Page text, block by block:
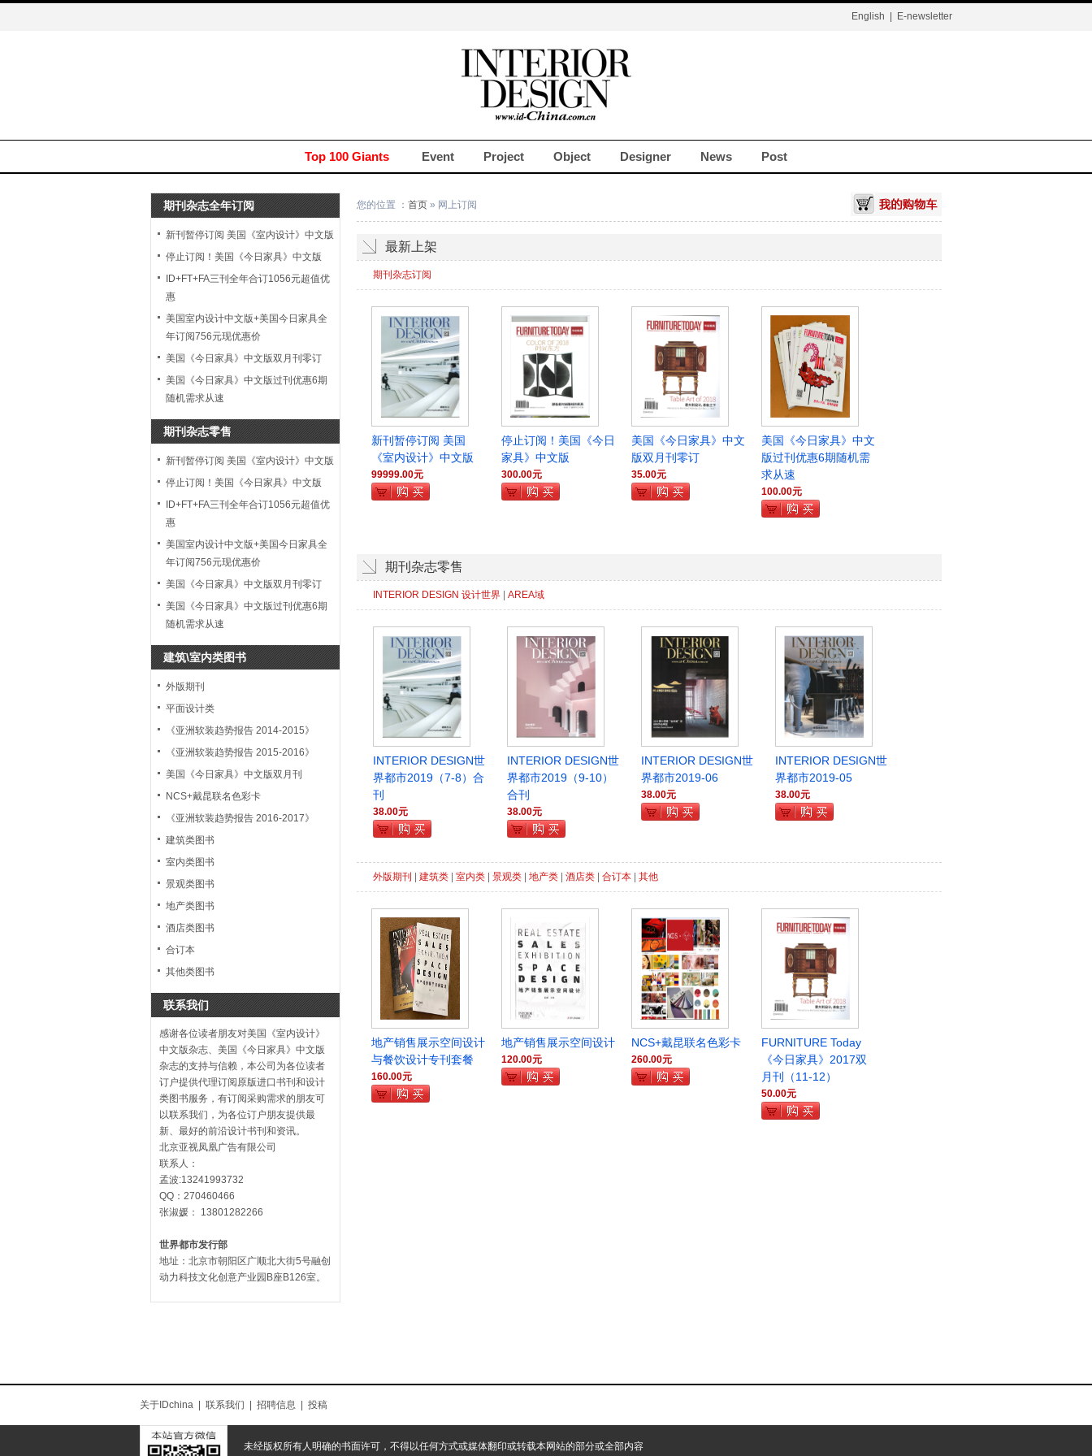
English E-newsletter
Top 100 Giants Event Project Object Designer News Post
期刊杂志全年订阅
新刊暂停订阅 美国《室内设计》中文版
停止订阅！美国《今日家具》中文版
ID+FT+FA三刊全年合订1056元超值优
惠
美国室内设计中文版+美国今日家具全
年订阅756元现优惠价
美国《今日家具》中文版双月刊零订
美国《今日家具》中文版过刊优惠6期
随机需求从速
期刊杂志零售
新刊暂停订阅 美国《室内设计》中文版
停止订阅！美国《今日家具》中文版
ID+FT+FA三刊全年合订1056元超值优
惠
美国室内设计中文版+美国今日家具全
年订阅756元现优惠价
美国《今日家具》中文版双月刊零订
美国《今日家具》中文版过刊优惠6期
随机需求从速
建筑\室内类图书
外版期刊
平面设计类
《亚洲软装趋势报告 2014-2015》
《亚洲软装趋势报告 2015-2016》
美国《今日家具》中文版双月刊
NCS+戴昆联名色彩卡
《亚洲软装趋势报告 2016-2017》
建筑类图书
室内类图书
景观类图书
地产类图书
酒店类图书
合订本
其他类图书
联系我们
感谢各位读者朋友对美国《室内设计》
中文版杂志、美国《今日家具》中文版
杂志的支持与信赖，本公司为各位读者
订户提供代理订阅原版进口书刊和设计
类图书服务，有订阅采购需求的朋友可
以联系我们，为各位订户朋友提供最
新、最好的前沿设计书刊和资讯。
北京亚视凤凰广告有限公司
联系人：
孟波:13241993732
QQ：270460466
张淑媛： 13801282266
世界都市发行部
地址：北京市朝阳区广顺北大街5号融创
动力科技文化创意产业园B座B126室。
您的位置 ： 首页» 网上订阅
最新上架
期刊杂志订阅
新刊暂停订阅 美国
《室内设计》中文版
99999.00元
停止订阅！美国《今日
家具》中文版
300.00元
美国《今日家具》中文
版双月刊零订
35.00元
美国《今日家具》中文
版过刊优惠6期随机需
求从速
100.00元
期刊杂志零售
INTERIOR DESIGN 设计世界| AREA域
INTERIOR DESIGN世
界都市2019（7-8）合
刊
38.00元
INTERIOR DESIGN世
界都市2019（9-10）
合刊
38.00元
INTERIOR DESIGN世
界都市2019-06
38.00元
INTERIOR DESIGN世
界都市2019-05
38.00元
外版期刊 建筑类| 室内类| 景观类| 地产类| 酒店类| 合订本| 其他
地产销售展示空间设计
与餐饮设计专刊套餐
160.00元
地产销售展示空间设计
120.00元
NCS+戴昆联名色彩卡
260.00元
FURNITURE Today
《今日家具》2017双
月刊（11-12）
50.00元
关于IDchina 联系我们 招聘信息 投稿
未经版权所有人明确的书面许可，不得以任何方式或媒体翻印或转载本网站的部分或全部内容